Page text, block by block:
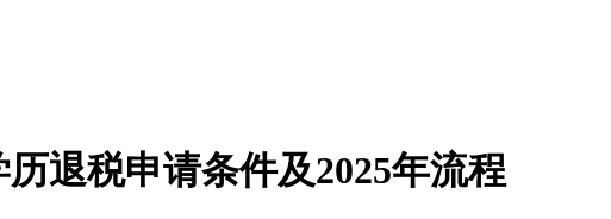
退税申请条件及2025年流程